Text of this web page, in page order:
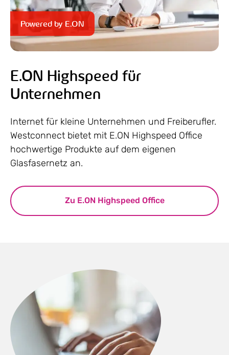
Powered by E.ON
E.ON Highspeed für
Unternehmen
Internet für kleine Unternehmen und Freiberufler.
Westconnect bietet mit E.ON Highspeed Office
hochwertige Produkte auf dem eigenen
Glasfasernetz an.
Zu E.ON Highspeed Office